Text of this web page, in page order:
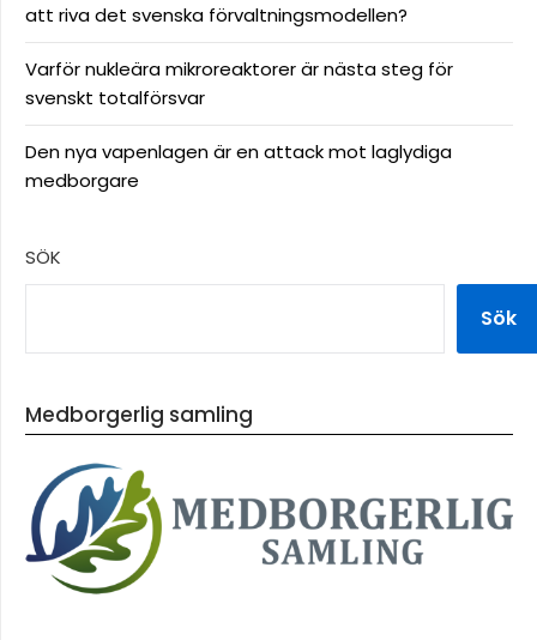
att riva det svenska förvaltningsmodellen?
Varför nukleära mikroreaktorer är nästa steg för
svenskt totalförsvar
Den nya vapenlagen är en attack mot laglydiga
medborgare
SÖK
Sök
Medborgerlig samling